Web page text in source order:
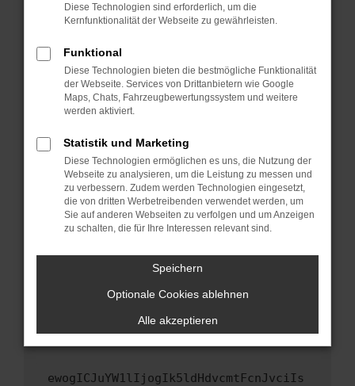
verhindern. Funktioniert die Seite in einem
anderen Browser oder in einem privaten
Starte dein Gerät neu.
Das kann manchmal helfen, vorübergehende
Probleme zu beheben.
Betriebssystem auf dem neuesten Stand
sind.
Veraltete Software birgt nicht nur ein
Sicherheitsrisiko, sondern kann auch dazu
führen, dass bestimmte Funktionen nicht mehr
unterstützt werden.
Wende dich an den Webseitenbetreiber.
Wenn du alle oben genannten Schritte versucht
hast, kontaktiere uns bitte. Wir werden
versuchen, das Problem zu beheben. Du kannst
uns diesen Text schicken, um uns bei der
ewogICJuYW1lIjogIk5ldHdvcmtFcnJvciIs
Diese Technologien sind erforderlich, um die
Kernfunktionalität der Webseite zu gewährleisten.
Funktional
Diese Technologien bieten die bestmögliche Funktionalität
der Webseite. Services von Drittanbietern wie Google
Maps, Chats, Fahrzeugbewertungssystem und weitere
werden aktiviert.
Statistik und Marketing
Diese Technologien ermöglichen es uns, die Nutzung der
Webseite zu analysieren, um die Leistung zu messen und
zu verbessern. Zudem werden Technologien eingesetzt,
die von dritten Werbetreibenden verwendet werden, um
Sie auf anderen Webseiten zu verfolgen und um Anzeigen
zu schalten, die für Ihre Interessen relevant sind.
Speichern
Optionale Cookies ablehnen
Alle akzeptieren